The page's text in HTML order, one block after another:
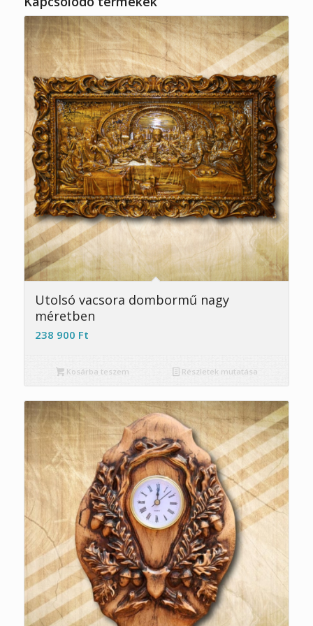
Utolsó vacsora dombormű nagy
méretben
238 900 Ft
Kosárba teszem Részletek mutatása